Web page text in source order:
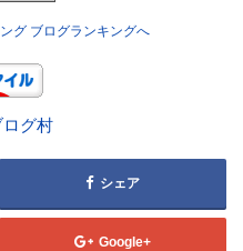
グ ブログランキングへ
グ村
シェア
Google+